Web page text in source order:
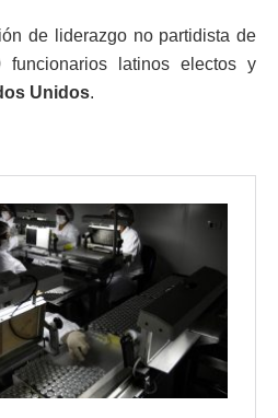
de liderazgo no partidista de
latinos electos y
Unidos.